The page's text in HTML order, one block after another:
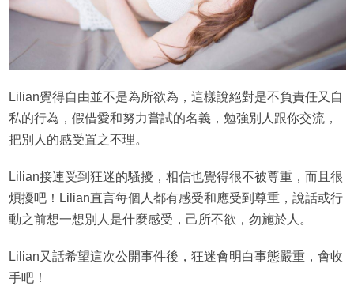
Lilian覺得自由並不是為所欲為，這樣說絕對是不負責任又自
私的行為，假借愛和努力嘗試的名義，勉強別人跟你交流，
把別人的感受置之不理。
Lilian接連受到狂迷的騷擾，相信也覺得很不被尊重，而且很
煩擾吧！Lilian直言每個人都有感受和應受到尊重，說話或行
動之前想一想別人是什麼感受，己所不欲，勿施於人。
Lilian又話希望這次公開事件後，狂迷會明白事態嚴重，會收
手吧！